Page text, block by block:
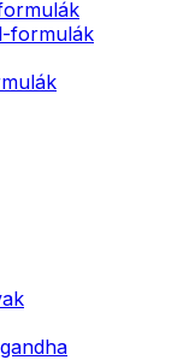
formulák